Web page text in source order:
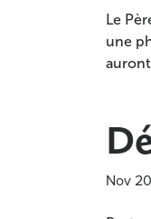
Le
une
Nov